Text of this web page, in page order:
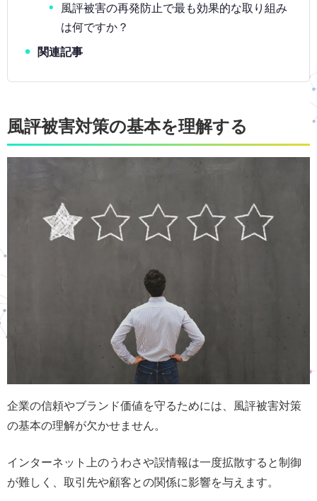
風評被害の再発防止で最も効果的な取り組み
は何ですか？
関連記事
風評被害対策の基本を理解する
企業の信頼やブランド価値を守るためには、風評被害対策
の基本の理解が欠かせません。
インターネット上のうわさや誤情報は一度拡散すると制御
が難しく、取引先や顧客との関係に影響を与えます。